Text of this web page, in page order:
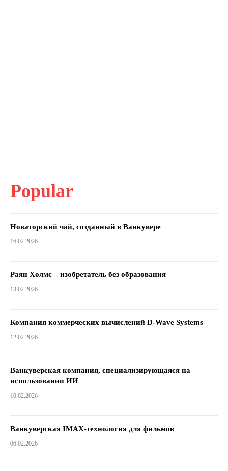
Popular
Новаторский чай, созданный в Ванкувере
16.02.2026
Раян Холмс – изобретатель без образования
13.02.2026
Компания коммерческих вычислений D-Wave Systems
12.02.2026
Ванкуверская компания, специализирующаяся на
использовании ИИ
10.02.2026
Ванкуверская IMAX-технология для фильмов
06.02.2026